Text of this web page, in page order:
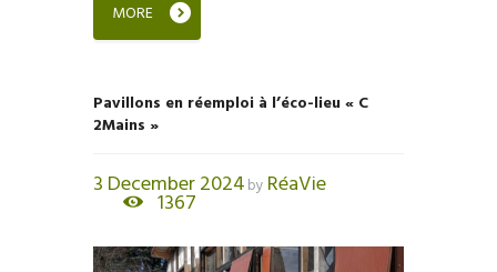
MORE
Pavillons en réemploi à l’éco-lieu « C
2Mains »
3 December 2024by RéaVie
1367